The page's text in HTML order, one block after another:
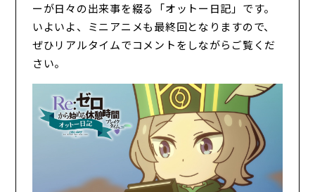
ーが日々の出来事を綴る「オットー日記」です。
いよいよ、ミニアニメも最終回となりますので、
ぜひリアルタイムでコメントをしながらご覧くだ
さい。